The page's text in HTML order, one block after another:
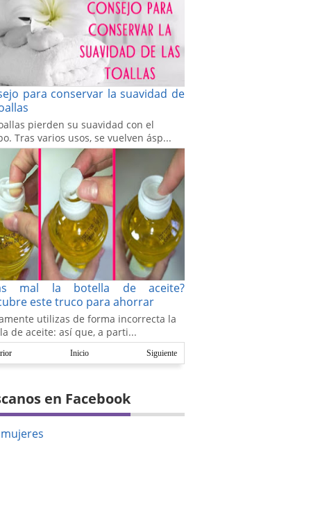
para conservar la suavidad de
pierden su suavidad con el
Tras varios usos, se vuelven ásp...
mal la botella de aceite?
este truco para ahorrar
utilizas de forma incorrecta la
de aceite: así que, a parti...
Siguiente
Inicio
en Facebook